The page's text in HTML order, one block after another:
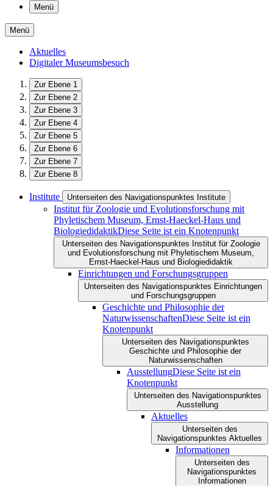
Menü
Menü
Aktuelles
Digitaler Museumsbesuch
Zur Ebene 1
Zur Ebene 2
Zur Ebene 3
Zur Ebene 4
Zur Ebene 5
Zur Ebene 6
Zur Ebene 7
Zur Ebene 8
Institute Unterseiten des Navigationspunktes Institute
Institut für Zoologie und Evolutionsforschung mit
Phyletischem Museum, Ernst-Haeckel-Haus und
BiologiedidaktikDiese Seite ist ein Knotenpunkt
Unterseiten des Navigationspunktes Institut für Zoologie
und Evolutionsforschung mit Phyletischem Museum,
Ernst-Haeckel-Haus und Biologiedidaktik
Einrichtungen und Forschungsgruppen
Unterseiten des Navigationspunktes Einrichtungen
und Forschungsgruppen
Geschichte und Philosophie der
NaturwissenschaftenDiese Seite ist ein
Knotenpunkt
Unterseiten des Navigationspunktes
Geschichte und Philosophie der
Naturwissenschaften
AusstellungDiese Seite ist ein
Knotenpunkt
Unterseiten des Navigationspunktes
Ausstellung
Aktuelles
Unterseiten des
Navigationspunktes Aktuelles
Informationen
Unterseiten des
Navigationspunktes
Informationen